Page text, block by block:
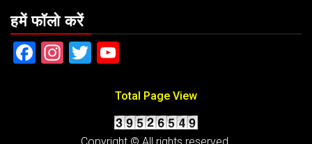
हमें फॉलो करें
Facebook
Instagram
Twitter
Total Page View